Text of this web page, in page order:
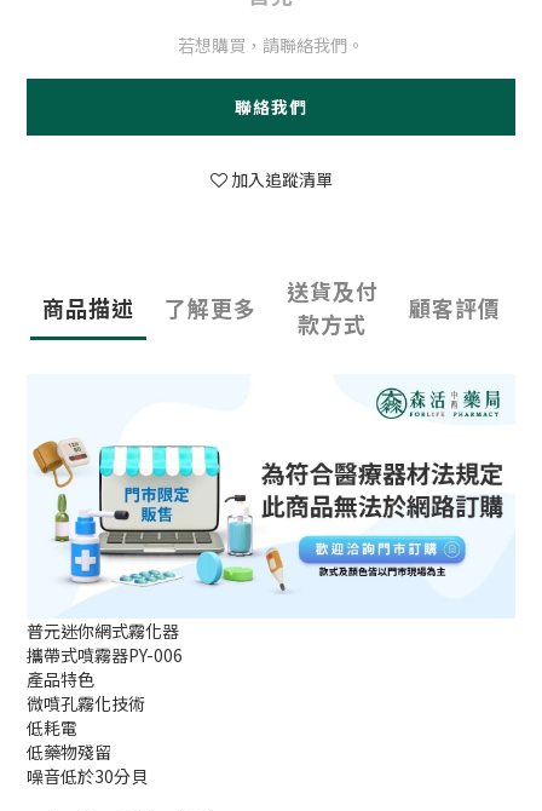
若想購買，請聯絡我們。
聯絡我們
加入追蹤清單
商品描述 了解更多
送貨及付
款方式
顧客評價
普元迷你網式霧化器
攜帶式噴霧器PY-006
產品特色
微噴孔霧化技術
低耗電
低藥物殘留
噪音低於30分貝